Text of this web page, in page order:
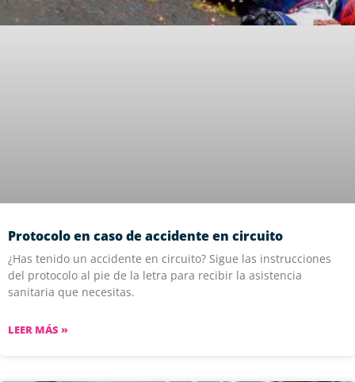
Protocolo en caso de accidente en circuito
¿Has tenido un accidente en circuito? Sigue las instrucciones
del protocolo al pie de la letra para recibir la asistencia
sanitaria que necesitas.
LEER MÁS »